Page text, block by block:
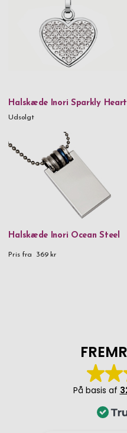
Halskæde Inori Sparkly Heart
Udsolgt
Halskæde Inori Ocean Steel
Pris fra 369 kr